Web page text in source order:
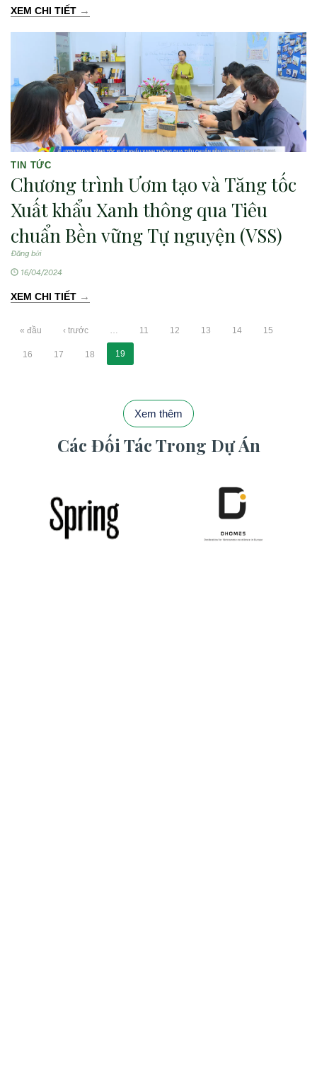
XEM CHI TIẾT →
TIN TỨC
Chương trình Ươm tạo và Tăng tốc
Xuất khẩu Xanh thông qua Tiêu
chuẩn Bền vững Tự nguyện (VSS)
Đăng bởi
16/04/2024
XEM CHI TIẾT →
« đầu ‹ trước … 11 12 13 14 15
16 17 18 19
Xem thêm
Các Đối Tác Trong Dự Án